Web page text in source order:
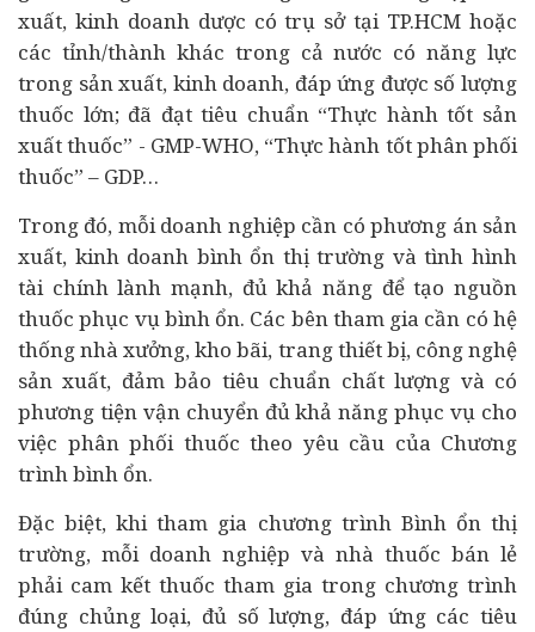
xuất, kinh doanh dược có trụ sở tại TP.HCM hoặc
các tỉnh/thành khác trong cả nước có năng lực
trong sản xuất, kinh doanh, đáp ứng được số lượng
thuốc lớn; đã đạt tiêu chuẩn “Thực hành tốt sản
xuất thuốc” - GMP-WHO, “Thực hành tốt phân phối
thuốc” – GDP…
Trong đó, mỗi doanh nghiệp cần có phương án sản
xuất, kinh doanh bình ổn thị trường và tình hình
tài chínhlành mạnh, đủ khả năng để tạo nguồn
thuốc phục vụ bình ổn. Các bên tham gia cần có hệ
thống nhà xưởng, kho bãi, trang thiết bị, công nghệ
sản xuất, đảm bảo tiêu chuẩn chất lượng và có
phương tiện vận chuyển đủ khả năng phục vụ cho
việc phân phối thuốc theo yêu cầu của Chương
trình bình ổn.
Đặc biệt, khi tham gia chương trình Bình ổn thị
trường, mỗi doanh nghiệp và nhà thuốc bán lẻ
phải cam kết thuốc tham gia trong chương trình
đúng chủng loại, đủ số lượng, đáp ứng các tiêu